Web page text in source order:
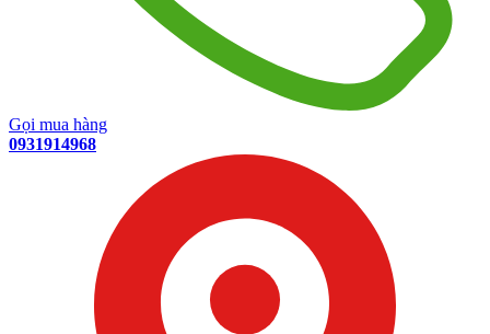
Gọi mua hàng
0931914968